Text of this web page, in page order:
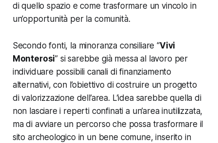
di quello spazio e come trasformare un vincolo in
un’opportunità per la comunità.
Secondo fonti, la minoranza consiliare “Vivi
Monterosi” si sarebbe già messa al lavoro per
individuare possibili canali di finanziamento
alternativi, con l’obiettivo di costruire un progetto
di valorizzazione dell’area. L’idea sarebbe quella di
non lasciare i reperti confinati a un’area inutilizzata,
ma di avviare un percorso che possa trasformare il
sito archeologico in un bene comune, inserito in